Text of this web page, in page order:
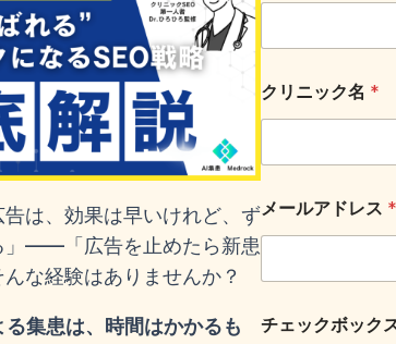
告は、効果は早いけれど、ず
」——「広告を止めたら新患
な経験はありませんか？
る集患は、時間はかかるも
クリニック名 *
メールアドレス *
チェックボック